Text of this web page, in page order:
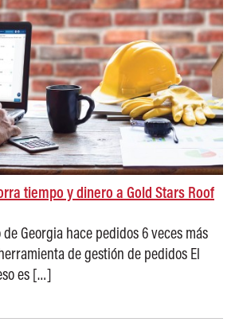
tiempo y dinero a Gold Stars Roof
Georgia hace pedidos 6 veces más
de gestión de pedidos El
es […]